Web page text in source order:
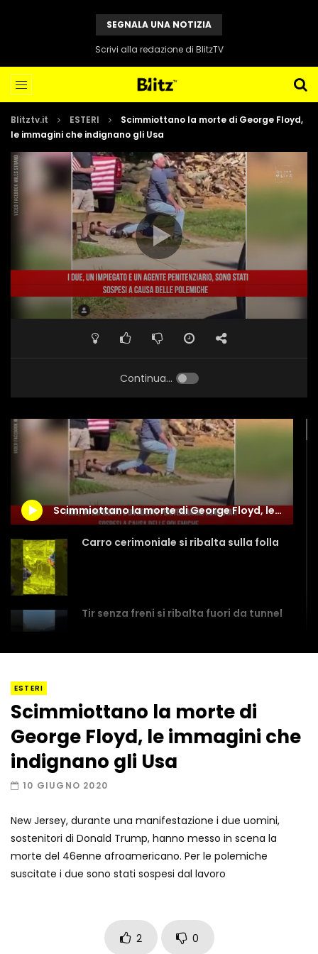
SEGNALA UNA NOTIZIA
Scrivi alla redazione di BlitzTV
Blitztv.it ESTERI
Scimmiottano la morte di George Floyd,
le immagini che indignano gli Usa
Continua...
Scimmiottano la morte di George Floyd, le immagini che indignano gli Usa
Carro cerimoniale si ribalta sulla folla
Tir senza freni si ribalta fuori da tunnel
Amiocuggino fa saltare in aria il drone
Record di baci in 30 secondi
ESTERI
Scimmiottano la morte di
George Floyd, le immagini che
indignano gli Usa
10 GIUGNO 2020
New Jersey, durante una manifestazione i due uomini,
sostenitori di Donald Trump, hanno messo in scena la
morte del 46enne afroamericano. Per le polemiche
suscitate i due sono stati sospesi dal lavoro
2 0